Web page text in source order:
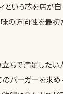
という芯を店が自
味の方向性を最初
ちで満足したい
のバーガーを求